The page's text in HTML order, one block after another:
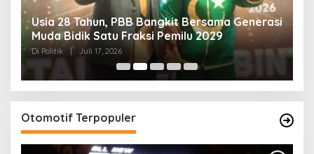
Ketua DPW PBB Sulsel: Transformasi PBB
Hadirkan Program Kerakyatan Nyata dan
Relevan bagi Generasi Muda
Di Politik | Juli 17, 2026
Otomotif Terpopuler